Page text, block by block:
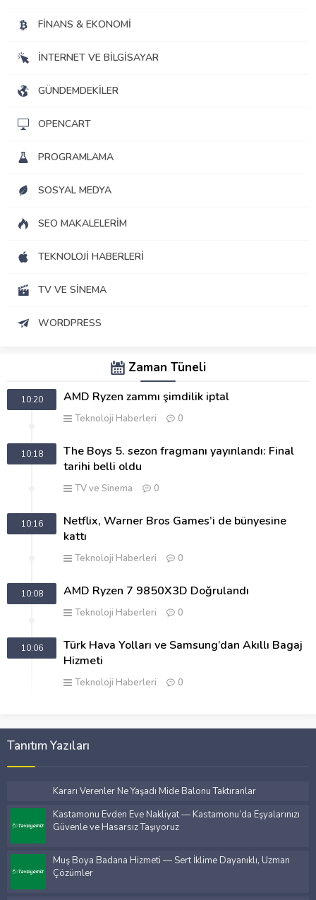
FINANS & EKONOMI
İNTERNET VE BILGISAYAR
GÜNDEMDEKILER
OPENCART
PROGRAMLAMA
SOSYAL MEDYA
SEO MAKALELERIM
TEKNOLOJI HABERLERI
TV VE SINEMA
WORDPRESS
Zaman Tüneli
10:20 AMD Ryzen zammı şimdilik iptal
Teknoloji Haberleri 0
10:18
The Boys 5. sezon fragmanı yayınlandı: Final
tarihi belli oldu
TV ve Sinema 0
10:16
Netflix, Warner Bros Games’i de bünyesine
kattı
Teknoloji Haberleri 0
10:08 AMD Ryzen 7 9850X3D Doğrulandı
Teknoloji Haberleri 0
10:06
Türk Hava Yolları ve Samsung’dan Akıllı Bagaj
Hizmeti
Teknoloji Haberleri 0
Tanıtım Yazıları
Kararı Verenler Ne Yaşadı Mide Balonu Taktıranlar
Kastamonu Evden Eve Nakliyat — Kastamonu’da Eşyalarınızı
Güvenle ve Hasarsız Taşıyoruz
Muş Boya Badana Hizmeti — Sert İklime Dayanıklı, Uzman
Çözümler